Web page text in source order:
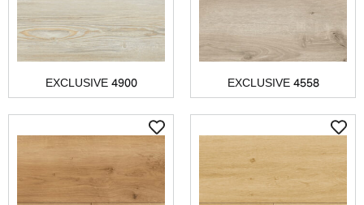
EXCLUSIVE 4558
EXCLUSIVE 4900